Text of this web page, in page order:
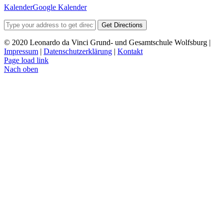
KalenderGoogle Kalender
Get Directions
© 2020 Leonardo da Vinci Grund- und Gesamtschule Wolfsburg |
Impressum | Datenschutzerklärung | Kontakt
Page load link
Nach oben